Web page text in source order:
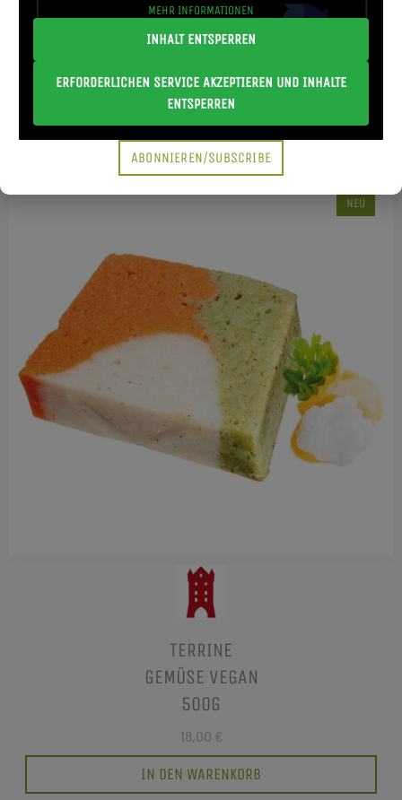
TERRINE
VEGANER GEHT'S NICHT
KÖSTLICHST
NEU
TERRINE
GEMÜSE VEGAN
500G
18,00 €
IN DEN WARENKORB
MEHR INFORMATIONEN
INHALT ENTSPERREN
ERFORDERLICHEN SERVICE AKZEPTIEREN UND INHALTE
ENTSPERREN
ABONNIEREN/SUBSCRIBE